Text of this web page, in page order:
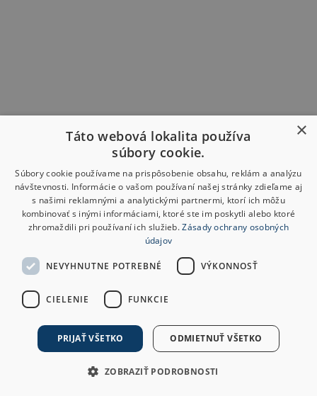
×
Táto webová lokalita používa
súbory cookie.
Súbory cookie používame na prispôsobenie obsahu, reklám a analýzu
návštevnosti. Informácie o vašom používaní našej stránky zdieľame aj
s našimi reklamnými a analytickými partnermi, ktorí ich môžu
kombinovať s inými informáciami, ktoré ste im poskytli alebo ktoré
zhromaždili pri používaní ich služieb.Zásady ochrany osobných
údajov
NEVYHNUTNE POTREBNÉ VÝKONNOSŤ
CIELENIE FUNKCIE
PRIJAŤ VŠETKO ODMIETNUŤ VŠETKO
ZOBRAZIŤ PODROBNOSTI